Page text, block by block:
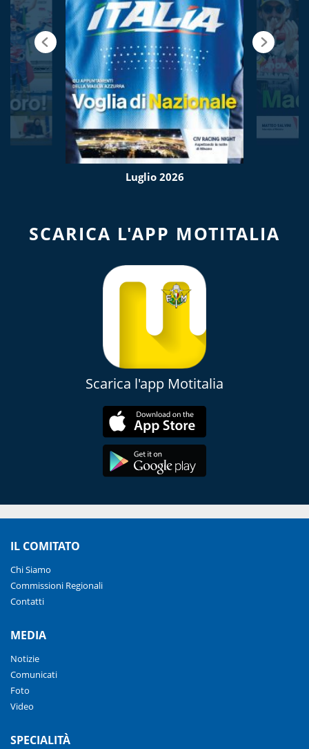
Luglio 2026
SCARICA L'APP MOTITALIA
Scarica l'app Motitalia
IL COMITATO
Chi Siamo
Commissioni Regionali
Contatti
MEDIA
Notizie
Comunicati
Foto
Video
SPECIALITÀ